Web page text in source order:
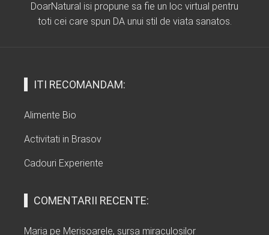
DoarNatural isi propune sa fie un loc virtual pentru
toti cei care spun DA unui stil de viata sanatos.
ITI RECOMANDAM:
Alimente Bio
Activitati in Brasov
Cadouri Experiente
COMENTARII RECENTE:
Maria pe Merisoarele, sursa miraculosilor